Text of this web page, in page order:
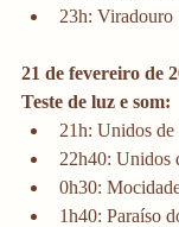
23h: Viradouro
21 de fevereiro de
Teste de luz e som:
21h: Unidos
22h40: Unidos
0h30:
1h40: Paraíso